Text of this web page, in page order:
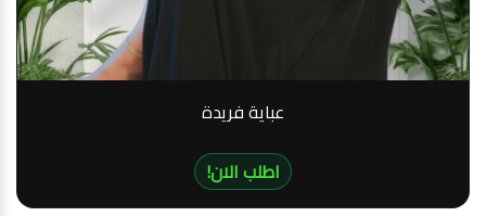
عباية فريدة
!اطلب الان